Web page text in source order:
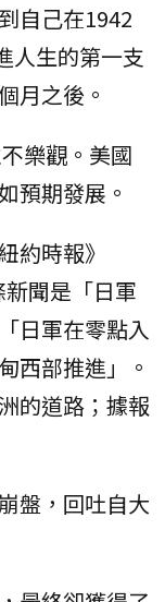
自己在1942
人生的第一支
月之後。
樂觀。美國
預期發展。
約時報》
新聞是「日軍
日軍在零點入
西部推進」。
的道路；據報
盤，回吐自大